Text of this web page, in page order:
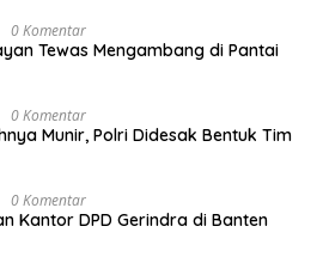
0 Komentar
Tewas Mengambang di Pantai
0 Komentar
Munir, Polri Didesak Bentuk Tim
0 Komentar
Kantor DPD Gerindra di Banten